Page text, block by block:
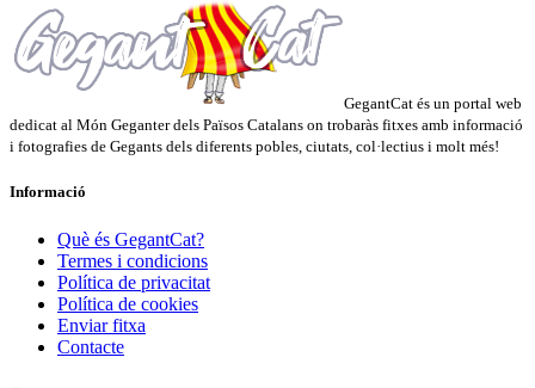
GegantCat és un portal web
dedicat al Món Geganter dels Països Catalans on trobaràs fitxes amb informació
i fotografies de Gegants dels diferents pobles, ciutats, col·lectius i molt més!
Informació
Què és GegantCat?
Termes i condicions
Política de privacitat
Política de cookies
Enviar fitxa
Contacte